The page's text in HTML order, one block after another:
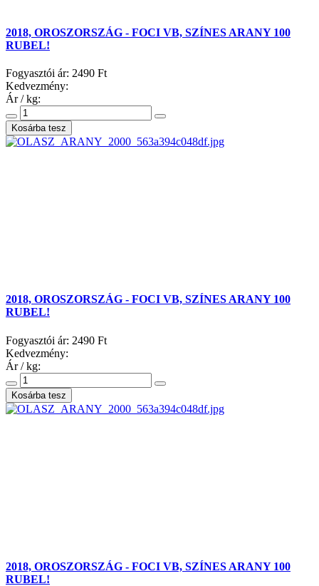
2018, OROSZORSZÁG - FOCI VB, SZÍNES ARANY 100
RUBEL!
Fogyasztói ár: 2490 Ft
Kedvezmény:
Ár / kg:
2018, OROSZORSZÁG - FOCI VB, SZÍNES ARANY 100
RUBEL!
Fogyasztói ár: 2490 Ft
Kedvezmény:
Ár / kg:
2018, OROSZORSZÁG - FOCI VB, SZÍNES ARANY 100
RUBEL!